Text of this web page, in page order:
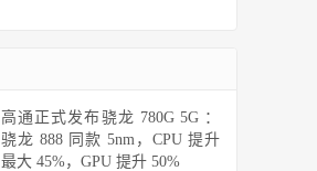
高通正式发布骁龙 780G 5G ：
骁龙 888 同款 5nm，CPU 提升
最大 45%，GPU 提升 50%